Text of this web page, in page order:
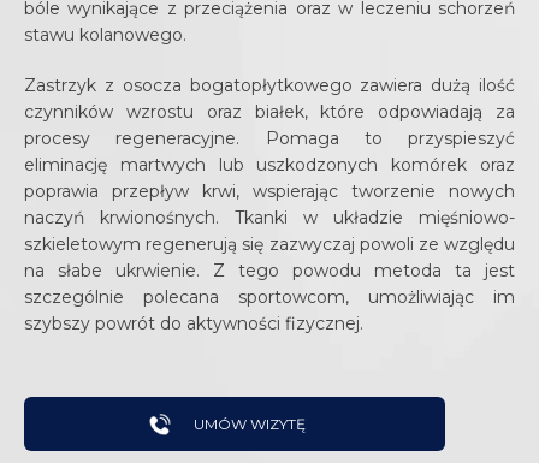
Suche igłowanie
Hirudoterapia
Kriolezja
Zabiegi
fizykoterapii
Komputerowe
Badanie Stóp
Pakiety
antygrawitacyjna
Aplikacja Genius
Endoproteza
stawu rzepkowo -
udowego
Artroliza stawu
kolanowego
Rekonstrukcja
chrząstki
stawowej
Rekonstrukcja
chrząstki rzepki
Rekonstrukcja
stawowej
Nieoperacyjne
stawu
ścięgna
leczenie
stawu
Rekonstrukcja
skokowego
Operacja/plastyka
palucha
koślawego,
szponiastego,
młotowatego
Operacja
plastyczna
palucha
protezoplastyka
cieśni nadgarstka
leczenie zespołu
cieśni nadgarstka
Rekonstrukcja
kompleksu
chrząstki
trójkątnej (TFCC) i
stawu DRUJ
promieniowo
łokciowego
dalszego
stawów ręki
Rekonstrukcje
Nukleoplastyka
kończyn
bóle wynikające z przeciążenia oraz w leczeniu schorzeń
stawu kolanowego.
Zastrzyk z osocza bogatopłytkowego zawiera dużą ilość
czynników wzrostu oraz białek, które odpowiadają za
procesy regeneracyjne. Pomaga to przyspieszyć
eliminację martwych lub uszkodzonych komórek oraz
poprawia przepływ krwi, wspierając tworzenie nowych
naczyń krwionośnych. Tkanki w układzie mięśniowo-
szkieletowym regenerują się zazwyczaj powoli ze względu
na słabe ukrwienie. Z tego powodu metoda ta jest
szczególnie polecana sportowcom, umożliwiając im
szybszy powrót do aktywności fizycznej.
UMÓW WIZYTĘ